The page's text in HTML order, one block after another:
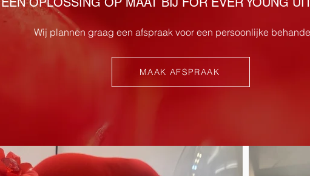
Wij plannen graag een afspraak voor een persoonlijke
MAAK AFSPRAAK